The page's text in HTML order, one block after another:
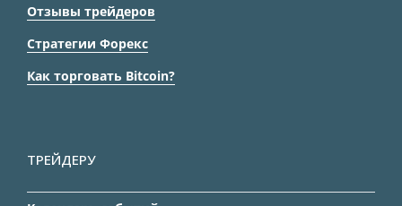
Отзывы трейдеров
Стратегии Форекс
Как торговать Bitcoin?
ТРЕЙДЕРУ